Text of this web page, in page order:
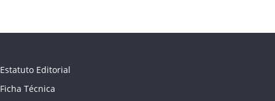
Estatuto Editorial
Ficha Técnica